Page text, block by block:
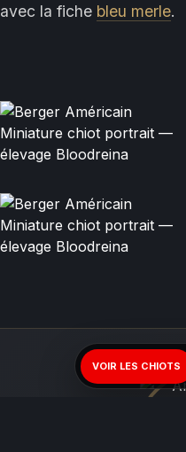
avec la fiche bleu merle.
VOIR LES CHIOTS